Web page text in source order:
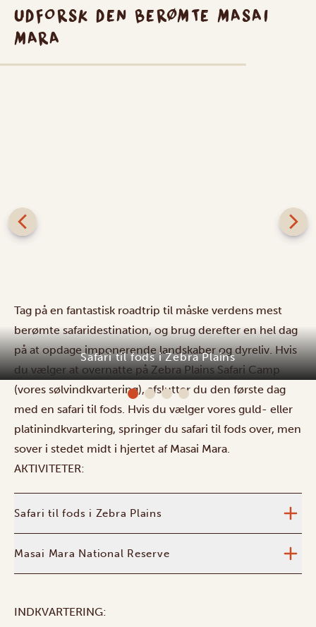
UDFORSK DEN BERØMTE MASAI
MARA
Safari til fods i Zebra Plains
Tag på en fantastisk roadtrip til måske verdens mest
berømte safaridestination, og brug derefter en hel dag
på at opdage imponerende landskaber og dyreliv. Hvis
du vælger at overnatte på Zebra Plains Safari Camp
(vores sølvindkvartering), afslutter du den første dag
med en safari til fods. Hvis du vælger vores guld- eller
platinindkvartering, springer du safari til fods over, men
sover i stedet midt i hjertet af Masai Mara.
AKTIVITETER:
Safari til fods i Zebra Plains
Masai Mara National Reserve
INDKVARTERING: